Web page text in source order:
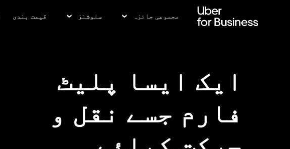
مجموعی جائزہ سلوشنز قیمت بندی
ایک ایسا پلیٹ
فارم جسے نقل و